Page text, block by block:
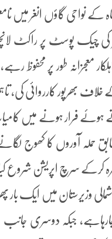
شاہ کے نواحی گاؤں انغر
کی چیک پوسٹ پر راکٹ
معجزانہ طور پر محفوظ
بھرپور کارروائی کی،
ہوئے فرار ہونے میں
حملہ آوروں کا کھوج لگانے
کرکے سرچ اپریشن شروع
وزیرستان میں ایک بار
جارہاہے، جبکہ دوسری